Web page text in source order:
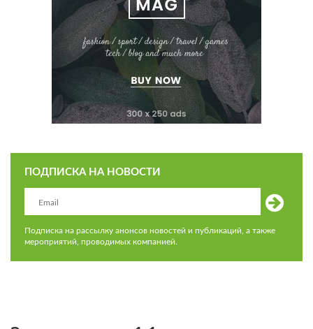
ПОДПИСКА НА НОВОСТИ
Подписка на рассылку анонсов новостей и публикаций, а также
мероприятий, проводимых компанией.